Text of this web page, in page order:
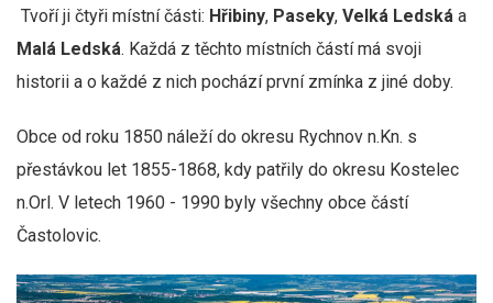
Tvoří ji čtyři místní části: Hřibiny, Paseky, Velká Ledská a
Malá Ledská. Každá z těchto místních částí má svoji
historii a o každé z nich pochází první zmínka z jiné doby.
Obce od roku 1850 náleží do okresu Rychnov n.Kn. s
přestávkou let 1855-1868, kdy patřily do okresu Kostelec
n.Orl. V letech 1960 - 1990 byly všechny obce částí
Častolovic.